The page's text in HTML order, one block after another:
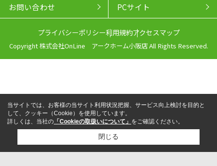
お問い合わせ PCサイト
プライバシーポリシー利用規約アクセスマップ
Copyright 株式会社OnLine アークホーム小阪店 All Rights Reserved.
LINEからお問い合わせ
当サイトでは、お客様の当サイト利用状況把握、サービス向上検討を目的と
して、クッキー（Cookie）を使用しています。
詳しくは、当社の 「Cookieの取扱いについて」 をご確認ください。
閉じる